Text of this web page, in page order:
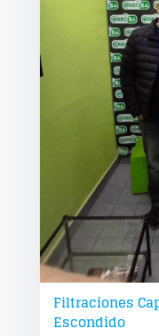
Filtraciones
Escondido